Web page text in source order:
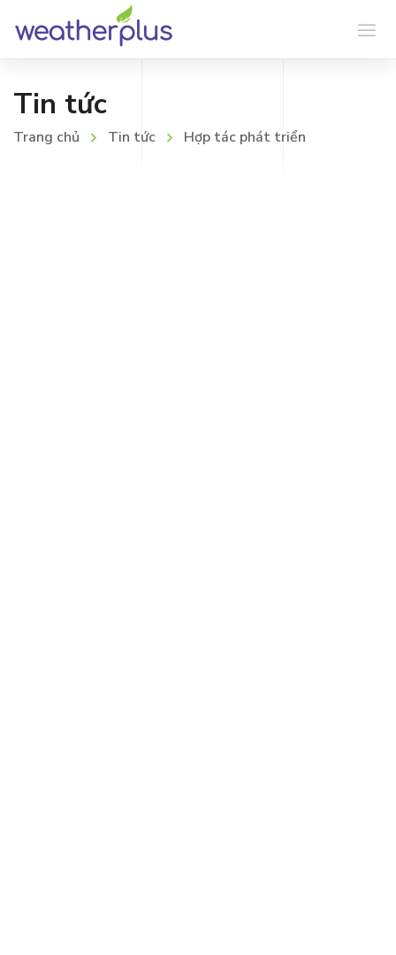
Tin tức
Trang chủ Tin tức Hợp tác phát triển